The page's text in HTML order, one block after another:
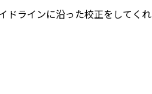
ドラインに沿った校正をしてくれ